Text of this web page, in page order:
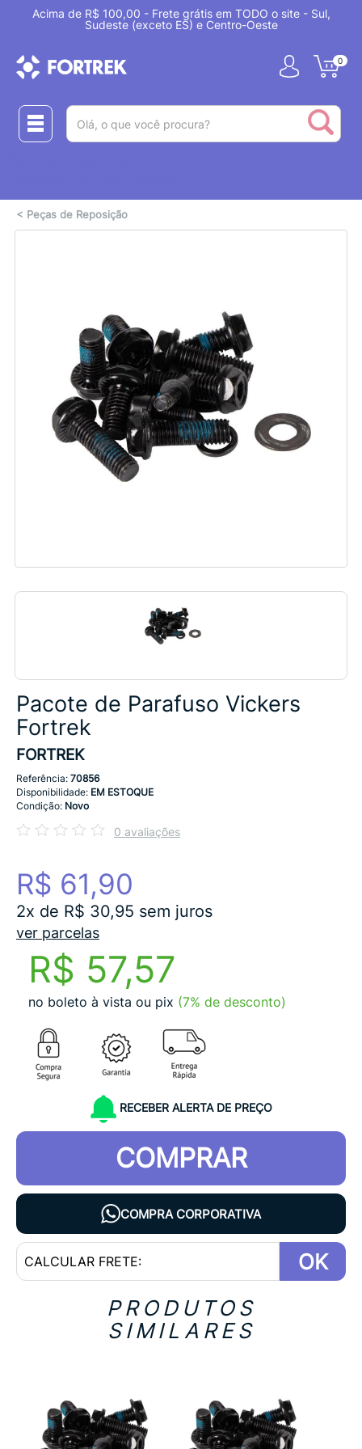
Acima de R$ 100,00 - Frete grátis em TODO o site - Sul,
Sudeste (exceto ES) e Centro-Oeste
0
< Peças de Reposição
Pacote de Parafuso Vickers
Fortrek
FORTREK
Referência: 70856
Disponibilidade: EM ESTOQUE
Condição: Novo
0 avaliações
R$ 61,90
2x de R$ 30,95 sem juros
ver parcelas
R$ 57,57
no boleto à vista ou pix (7% de desconto)
RECEBER ALERTA DE PREÇO
COMPRAR
COMPRA CORPORATIVA
OK
PRODUTOS
SIMILARES